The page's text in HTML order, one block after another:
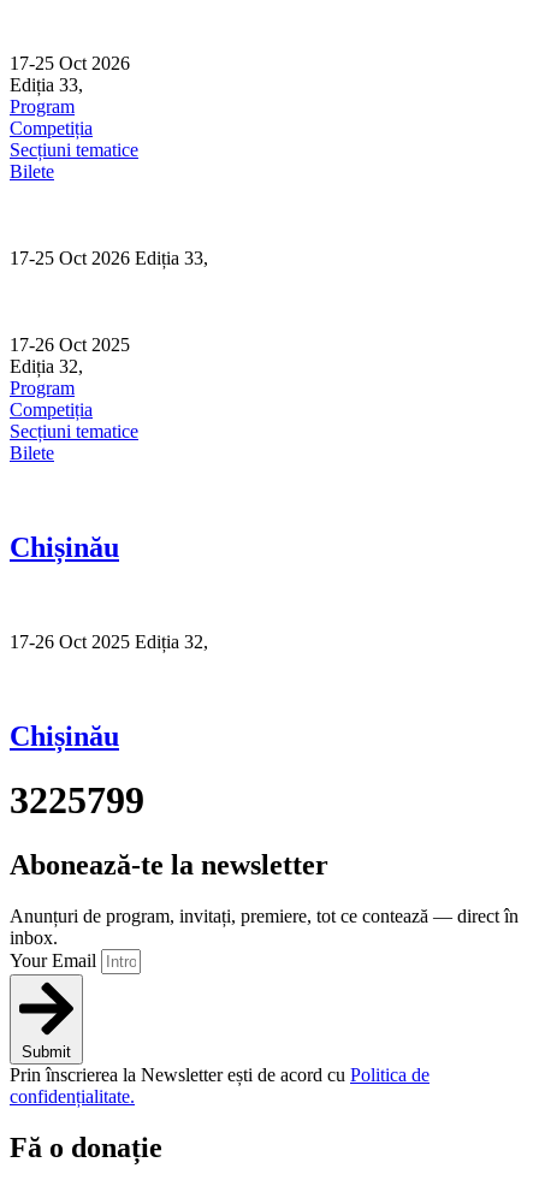
content
17-25 Oct 2026
Ediția 33,
Program
Competiția
Secțiuni tematice
Bilete
17-25 Oct 2026 Ediția 33,
17-26 Oct 2025
Ediția 32,
Program
Competiția
Secțiuni tematice
Bilete
Chișinău
17-26 Oct 2025 Ediția 32,
Chișinău
3225799
Abonează-te la newsletter
Anunțuri de program, invitați, premiere, tot ce contează — direct în
inbox.
Your Email
Submit
Prin înscrierea la Newsletter ești de acord cu Politica de
confidențialitate.
Fă o donație